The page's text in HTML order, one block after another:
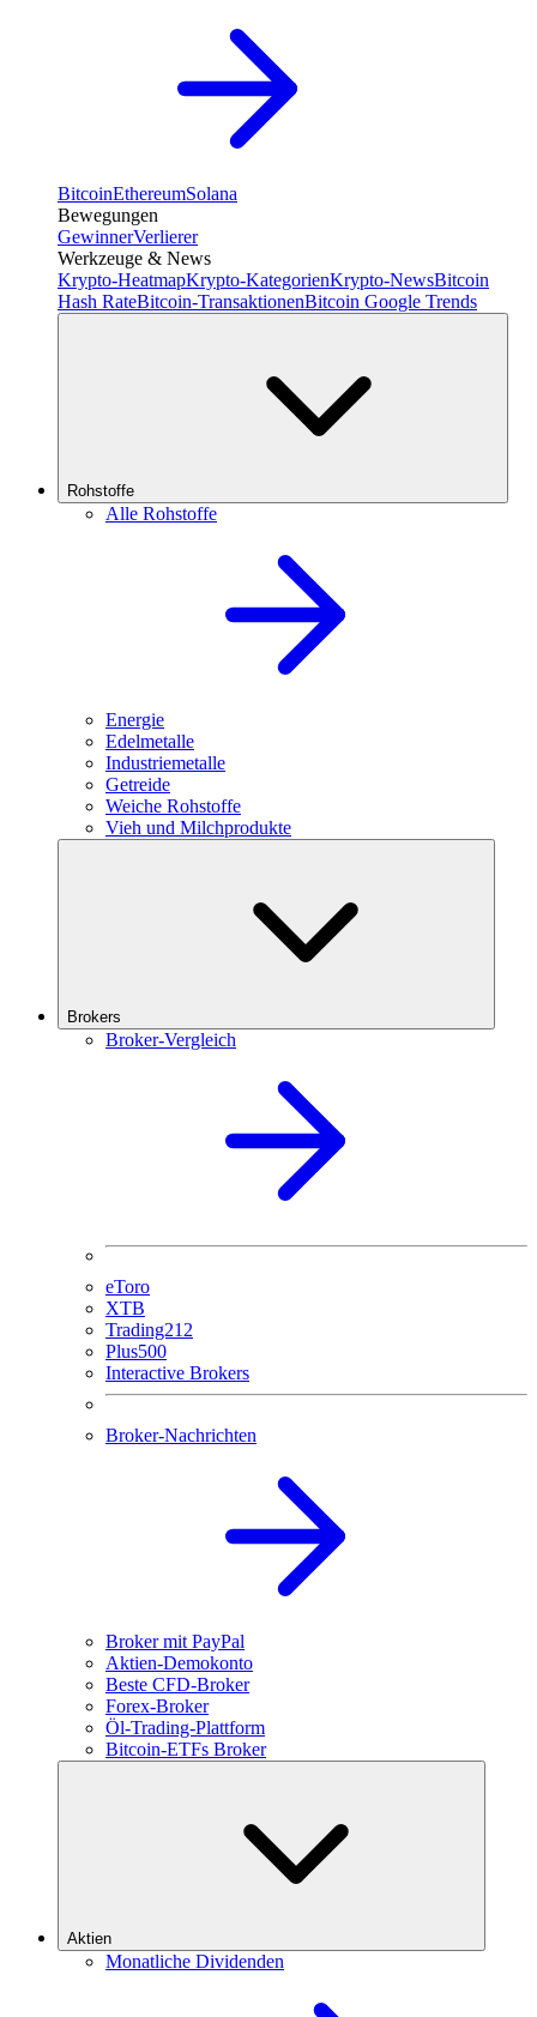
BitcoinEthereumSolana
Bewegungen
GewinnerVerlierer
Werkzeuge & News
Krypto-HeatmapKrypto-KategorienKrypto-NewsBitcoin
Hash RateBitcoin-TransaktionenBitcoin Google Trends
Rohstoffe
Alle Rohstoffe
Energie
Edelmetalle
Industriemetalle
Getreide
Weiche Rohstoffe
Vieh und Milchprodukte
Brokers
Broker-Vergleich
eToro
XTB
Trading212
Plus500
Interactive Brokers
Broker-Nachrichten
Broker mit PayPal
Aktien-Demokonto
Beste CFD-Broker
Forex-Broker
Öl-Trading-Plattform
Bitcoin-ETFs Broker
Aktien
Monatliche Dividenden